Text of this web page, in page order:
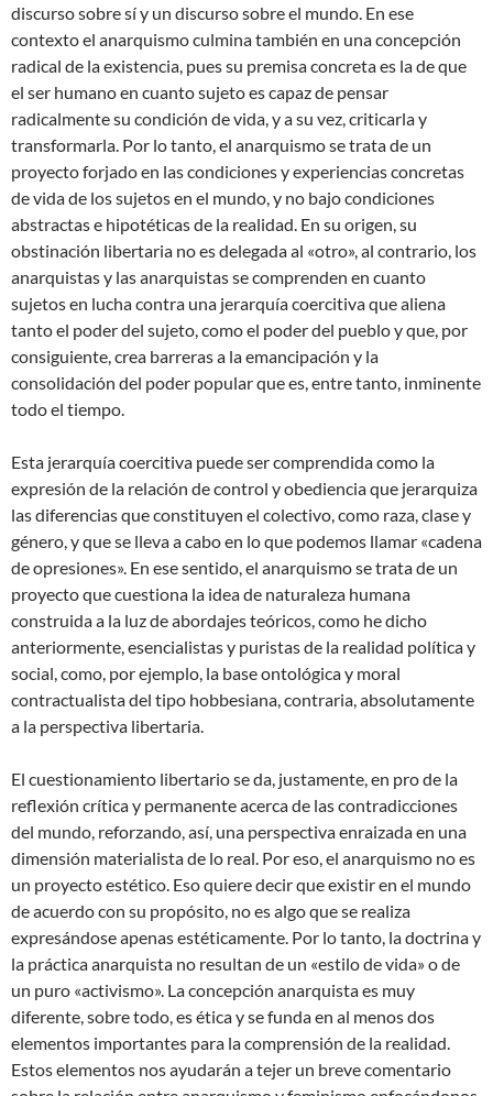
discurso sobre sí y un discurso sobre el mundo. En ese
contexto el anarquismo culmina también en una concepción
radical de la existencia, pues su premisa concreta es la de que
el ser humano en cuanto sujeto es capaz de pensar
radicalmente su condición de vida, y a su vez, criticarla y
transformarla. Por lo tanto, el anarquismo se trata de un
proyecto forjado en las condiciones y experiencias concretas
de vida de los sujetos en el mundo, y no bajo condiciones
abstractas e hipotéticas de la realidad. En su origen, su
obstinación libertaria no es delegada al «otro», al contrario, los
anarquistas y las anarquistas se comprenden en cuanto
sujetos en lucha contra una jerarquía coercitiva que aliena
tanto el poder del sujeto, como el poder del pueblo y que, por
consiguiente, crea barreras a la emancipación y la
consolidación del poder popular que es, entre tanto, inminente
todo el tiempo.
Esta jerarquía coercitiva puede ser comprendida como la
expresión de la relación de control y obediencia que jerarquiza
las diferencias que constituyen el colectivo, como raza, clase y
género, y que se lleva a cabo en lo que podemos llamar «cadena
de opresiones». En ese sentido, el anarquismo se trata de un
proyecto que cuestiona la idea de naturaleza humana
construida a la luz de abordajes teóricos, como he dicho
anteriormente, esencialistas y puristas de la realidad política y
social, como, por ejemplo, la base ontológica y moral
contractualista del tipo hobbesiana, contraria, absolutamente
a la perspectiva libertaria.
El cuestionamiento libertario se da, justamente, en pro de la
reflexión crítica y permanente acerca de las contradicciones
del mundo, reforzando, así, una perspectiva enraizada en una
dimensión materialista de lo real. Por eso, el anarquismo no es
un proyecto estético. Eso quiere decir que existir en el mundo
de acuerdo con su propósito, no es algo que se realiza
expresándose apenas estéticamente. Por lo tanto, la doctrina y
la práctica anarquista no resultan de un «estilo de vida» o de
un puro «activismo». La concepción anarquista es muy
diferente, sobre todo, es ética y se funda en al menos dos
elementos importantes para la comprensión de la realidad.
Estos elementos nos ayudarán a tejer un breve comentario